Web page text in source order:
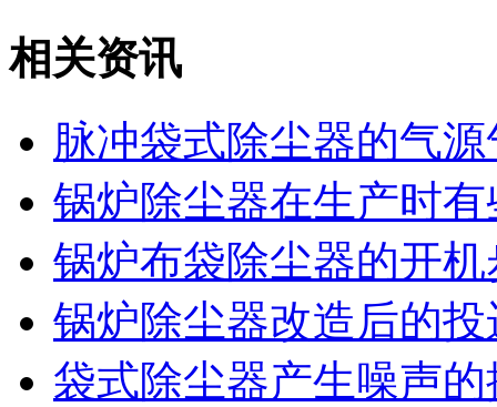
相关资讯
脉冲袋式除尘器的气
锅炉除尘器在生产时
锅炉布袋除尘器的开机
锅炉除尘器改造后的
袋式除尘器产生噪声